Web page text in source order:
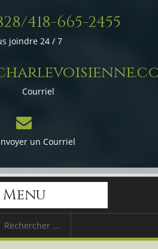
418-665-2455
joindre 24 / 7
Courriel
un Courriel
Menu